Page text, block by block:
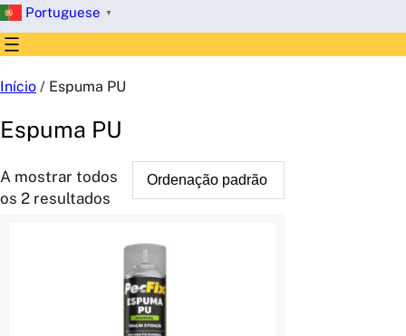
a
r
c
Portuguese ▼
Início / Espuma PU
Espuma PU
A mostrar todos
os 2 resultados